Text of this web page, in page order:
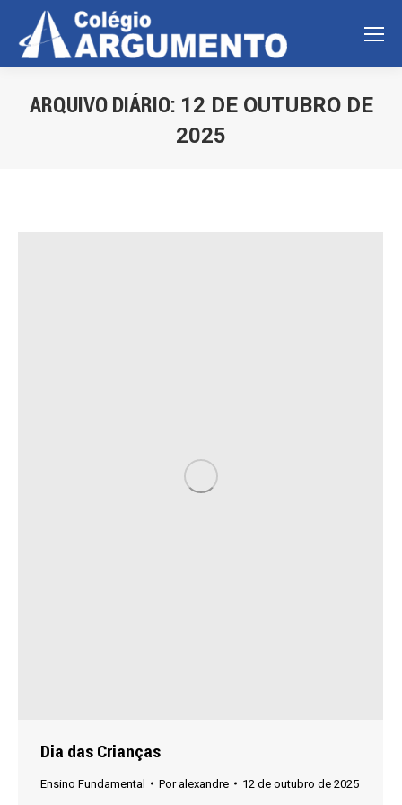
ARQUIVO DIÁRIO: 12 DE OUTUBRO DE
2025
Dia das Crianças
Ensino Fundamental Poralexandre 12 de outubro de 2025